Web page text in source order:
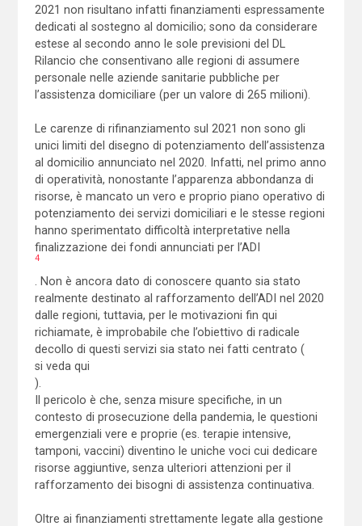
2021 non risultano infatti finanziamenti espressamente
dedicati al sostegno al domicilio; sono da considerare
estese al secondo anno le sole previsioni del DL
Rilancio che consentivano alle regioni di assumere
personale nelle aziende sanitarie pubbliche per
l’assistenza domiciliare (per un valore di 265 milioni).
Le carenze di rifinanziamento sul 2021 non sono gli
unici limiti del disegno di potenziamento dell’assistenza
al domicilio annunciato nel 2020. Infatti, nel primo anno
di operatività, nonostante l’apparenza abbondanza di
risorse, è mancato un vero e proprio piano operativo di
potenziamento dei servizi domiciliari e le stesse regioni
hanno sperimentato difficoltà interpretative nella
finalizzazione dei fondi annunciati per l’ADI
4
. Non è ancora dato di conoscere quanto sia stato
realmente destinato al rafforzamento dell’ADI nel 2020
dalle regioni, tuttavia, per le motivazioni fin qui
richiamate, è improbabile che l’obiettivo di radicale
decollo di questi servizi sia stato nei fatti centrato (
si veda qui
).
Il pericolo è che, senza misure specifiche, in un
contesto di prosecuzione della pandemia, le questioni
emergenziali vere e proprie (es. terapie intensive,
tamponi, vaccini) diventino le uniche voci cui dedicare
risorse aggiuntive, senza ulteriori attenzioni per il
rafforzamento dei bisogni di assistenza continuativa.
Oltre ai finanziamenti strettamente legate alla gestione